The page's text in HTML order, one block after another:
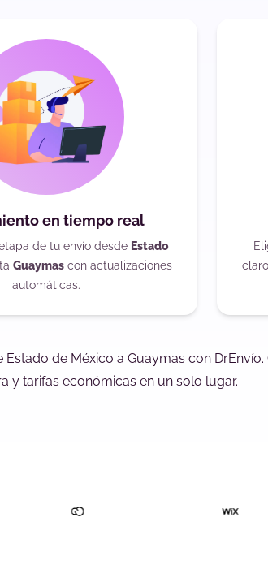
en tiempo real
de tu envío desde Estado
Guaymascon actualizaciones
automáticas.
Estado de México a Guaymas con
y tarifas económicas en un solo lugar.